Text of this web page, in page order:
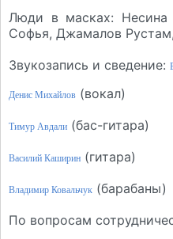
Люди в масках: Несина
Софья, Джамалов
Звукозапись и сведение:
Денис Михайлов (вокал)
Тимур Авдали (бас-гитара)
Василий Каширин (гитара)
Владимир Ковальчук (барабаны)
По вопросам